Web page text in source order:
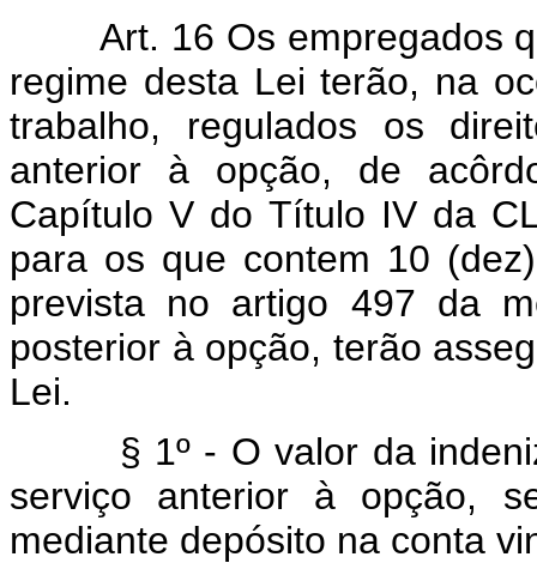
Art. 16 Os empregados
regime desta Lei terão, na
trabalho, regulados os
anterior à opção, de
Capítulo V do Título IV da
para os que contem 10
prevista no artigo 497 da
posterior à opção, terão
Lei.
§ 1º - O valor da
serviço anterior à opção,
mediante depósito na conta